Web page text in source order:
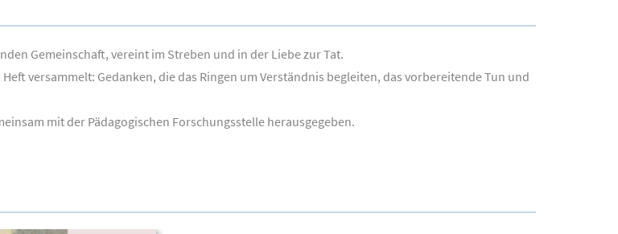
Gemeinschaft, vereint im Streben und in der Liebe zur Tat.
versammelt: Gedanken, die das Ringen um Verständnis begleiten, das vorbereitende Tun und
mit der Pädagogischen Forschungsstelle herausgegeben.